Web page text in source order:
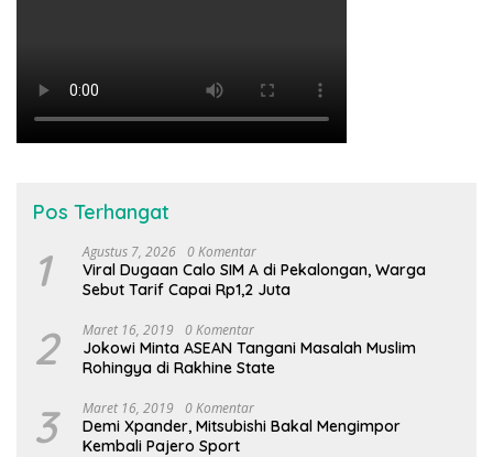
Pos Terhangat
1 Agustus 7, 2026 0 Komentar
Viral Dugaan Calo SIM A di Pekalongan, Warga
Sebut Tarif Capai Rp1,2 Juta
2 Maret 16, 2019 0 Komentar
Jokowi Minta ASEAN Tangani Masalah Muslim
Rohingya di Rakhine State
3 Maret 16, 2019 0 Komentar
Demi Xpander, Mitsubishi Bakal Mengimpor
Kembali Pajero Sport